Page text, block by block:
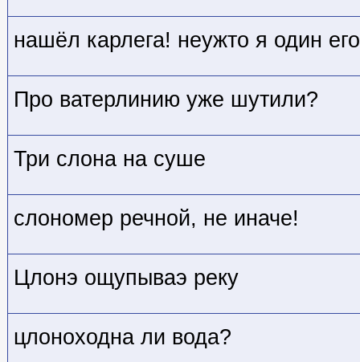
нашёл карлега! неужто я один
Про ватерлинию уже шутили?
Три слона на суше
слономер речной, не иначе!
Цлонэ ощупываэ реку
цлоноходна ли вода?